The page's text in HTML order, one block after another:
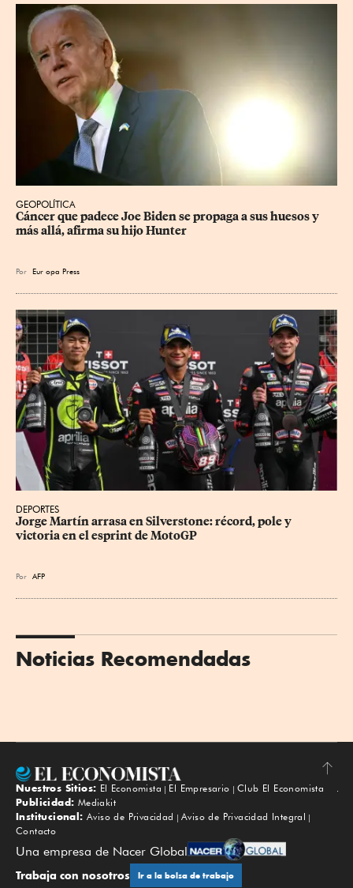
GEOPOLÍTICA
Cáncer que padece Joe Biden se propaga a sus huesos y
más allá, afirma su hijo Hunter
Por Eur opa Press
DEPORTES
Jorge Martín arrasa en Silverstone: récord, pole y
victoria en el esprint de MotoGP
Por AFP
Noticias Recomendadas
Subir
Nuestros Sitios: El Economista El Empresario
Club El Economista
Publicidad: Mediakit
Institucional: Aviso de Privacidad
Aviso de Privacidad Integral
Contacto
Una empresa de Nacer Global
Trabaja con nosotros Ir a la bolsa de trabajo